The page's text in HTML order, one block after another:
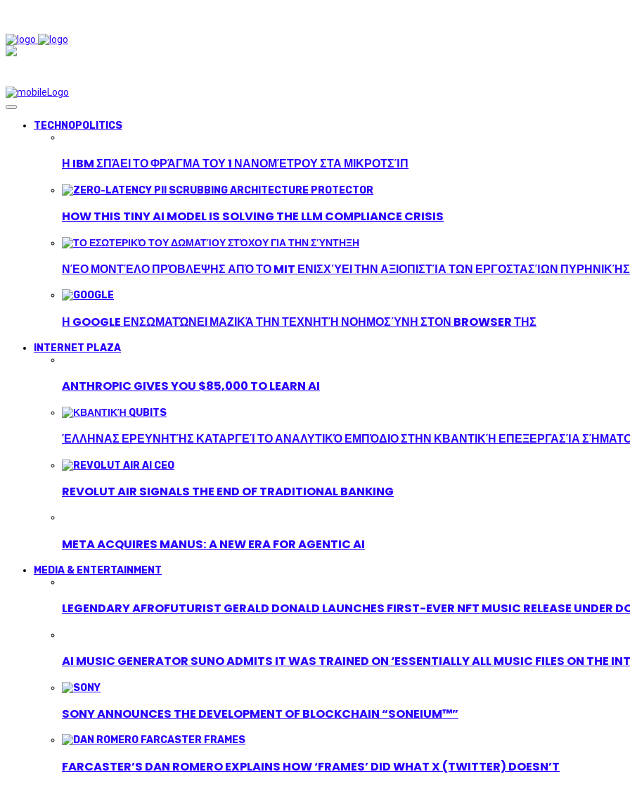
TECHNOPOLITICS
Η IBM ΣΠΆΕΙ ΤΟ ΦΡΆΓΜΑ ΤΟΥ 1 ΝΑΝΟΜΈΤΡΟΥ ΣΤΑ ΜΙΚΡΟΤΣΊΠ
HOW THIS TINY AI MODEL IS SOLVING THE LLM COMPLIANCE CRISIS
ΝΈΟ ΜΟΝΤΈΛΟ ΠΡΌΒΛΕΨΗΣ ΑΠΌ ΤΟ MIT ΕΝΙΣΧΎΕΙ ΤΗΝ ΑΞΙΟΠΙΣΤΊΑ ΤΩΝ ΕΡΓΟΣΤΑΣΊΩΝ
Η GOOGLE ΕΝΣΩΜΑΤΏΝΕΙ ΜΑΖΙΚΆ ΤΗΝ ΤΕΧΝΗΤΉ ΝΟΗΜΟΣΎΝΗ ΣΤΟΝ BROWSER ΤΗΣ
INTERNET PLAZA
ANTHROPIC GIVES YOU $85,000 TO LEARN AI
ΈΛΛΗΝΑΣ ΕΡΕΥΝΗΤΉΣ ΚΑΤΑΡΓΕΊ ΤΟ ΑΝΑΛΥΤΙΚΌ ΕΜΠΌΔΙΟ ΣΤΗΝ ΚΒΑΝΤΙΚΉ ΕΠΕΞΕΡΓΑΣΊΑ
REVOLUT AIR SIGNALS THE END OF TRADITIONAL BANKING
META ACQUIRES MANUS: A NEW ERA FOR AGENTIC AI
MEDIA & ENTERTAINMENT
LEGENDARY AFROFUTURIST GERALD DONALD LAUNCHES FIRST-EVER NFT MUSIC RELEASE UNDER
AI MUSIC GENERATOR SUNO ADMITS IT WAS TRAINED ON ‘ESSENTIALLY ALL MUSIC FILES ON THE
SONY ANNOUNCES THE DEVELOPMENT OF BLOCKCHAIN “SONEIUM™”
FARCASTER’S DAN ROMERO EXPLAINS HOW ‘FRAMES’ DID WHAT X (TWITTER) DOESN’T